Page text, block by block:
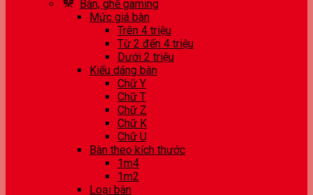
Bàn, ghế gaming
Mức giá bàn
Trên 4 triệu
Từ 2 đến 4 triệu
Dưới 2 triệu
Kiểu dáng bàn
Chữ Y
Chữ T
Chữ Z
Chữ K
Chữ U
Bàn theo kích thước
1m4
1m2
Loại bàn